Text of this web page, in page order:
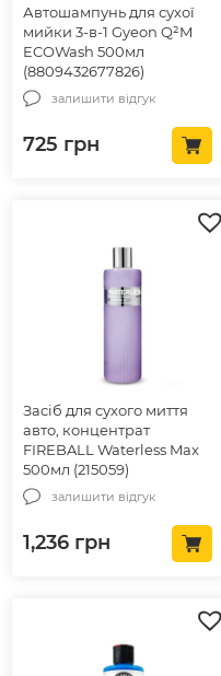
Автошампунь для сухої
мийки 3-в-1 Gyeon Q²M
ECOWash 500мл
(8809432677826)
залишити відгук
725 грн
Засіб для сухого миття
авто, концентрат
FIREBALL Waterless Max
500мл (215059)
залишити відгук
1,236 грн